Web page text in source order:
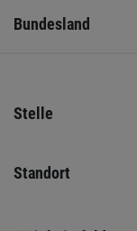
Bundesland
Stelle
Standort